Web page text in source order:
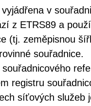
v
z ETRS89 a
(tj. zeměpisnou
souřadnice.
registru
síťových služeb